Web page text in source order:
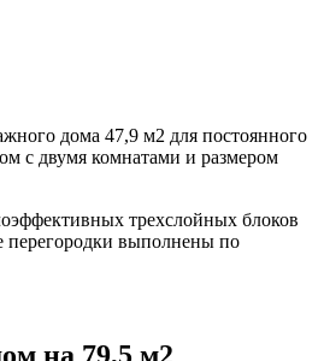
дома 47,9 м2 для постоянного
с двумя комнатами и размером
трехслойных блоков
перегородки выполнены по
на 79,5 м2